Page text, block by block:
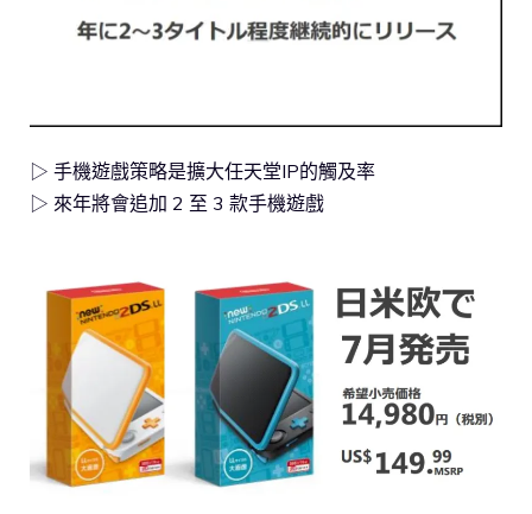
▷ 手機遊戲策略是擴大任天堂IP的觸及率
▷ 來年將會追加 2 至 3 款手機遊戲